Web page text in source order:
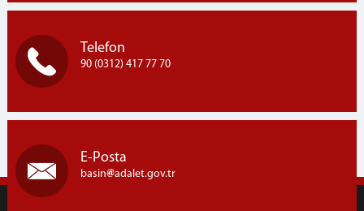
Telefon
90 (0312) 417 77 70
E-Posta
basin adalet.gov.tr